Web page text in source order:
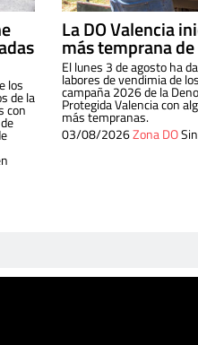
los
de la
con
La DO Valencia
más temprana
El lunes 3 de agosto ha
labores de vendimia de
campaña 2026 de la
Protegida Valencia con
más tempranas.
03/08/2026Zona DO